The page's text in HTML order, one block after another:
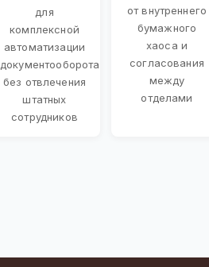
для
комплексной
автоматизации
документооборота
без отвлечения
штатных
сотрудников
от внутреннего
бумажного
хаоса и
согласования
между
отделами